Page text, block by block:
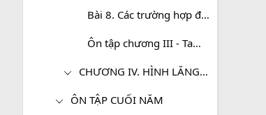
Bài 8. Các trường hợp đồng dạng của tam giác vuông
Ôn tập chương III - Tam giác đồng dạng
CHƯƠNG IV. HÌNH LĂNG TRỤ ĐỨNG. HÌNH CHÓP ĐỀU
ÔN TẬP CUỐI NĂM